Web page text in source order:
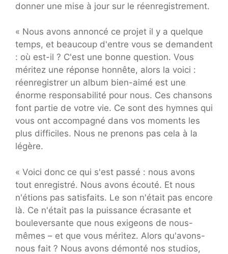
donner une mise à jour sur le réenregistrement.
« Nous avons annoncé ce projet il y a quelque
temps, et beaucoup d'entre vous se demandent
: où est-il ? C'est une bonne question. Vous
méritez une réponse honnête, alors la voici :
réenregistrer un album bien-aimé est une
énorme responsabilité pour nous. Ces chansons
font partie de votre vie. Ce sont des hymnes qui
vous ont accompagné dans vos moments les
plus difficiles. Nous ne prenons pas cela à la
légère.
« Voici donc ce qui s'est passé : nous avons
tout enregistré. Nous avons écouté. Et nous
n'étions pas satisfaits. Le son n'était pas encore
là. Ce n'était pas la puissance écrasante et
bouleversante que nous exigeons de nous-
mêmes – et que vous méritez. Alors qu'avons-
nous fait ? Nous avons démonté nos studios,